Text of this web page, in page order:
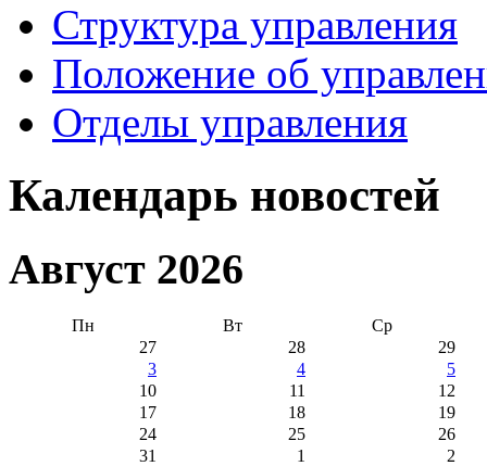
Структура управления
Положение об
Отделы управления
Календарь новостей
Август 2026
Пн Вт
Ср
27
28
29
3
4
5
10
11
12
17
18
19
24
25
26
31
1 2